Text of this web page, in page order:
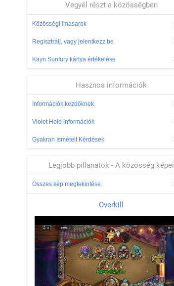
Vegyél részt a közösségben
Közösségi imasarok
Regisztrálj, vagy jelentkezz be
Kayn Sunfury kártya értékelése
Hasznos információk
Információk kezdőknek
Violet Hold információk
Gyakran Ismételt Kérdések
Legjobb pillanatok - A közösség képei
Összes kép megtekintése
Overkill